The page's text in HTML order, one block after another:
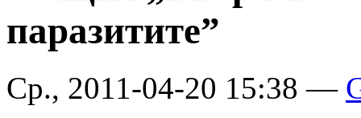
паразитите”
Ср., 2011-04-20 15:38 —